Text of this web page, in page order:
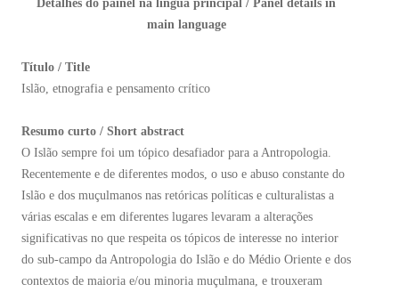
Detalhes do painel na língua principal / Panel details in
main language
Título / Title
Islão, etnografia e pensamento crítico
Resumo curto / Short abstract
O Islão sempre foi um tópico desafiador para a Antropologia.
Recentemente e de diferentes modos, o uso e abuso constante do
Islão e dos muçulmanos nas retóricas políticas e culturalistas a
várias escalas e em diferentes lugares levaram a alterações
significativas no que respeita os tópicos de interesse no interior
do sub-campo da Antropologia do Islão e do Médio Oriente e dos
contextos de maioria e/ou minoria muçulmana, e trouxeram